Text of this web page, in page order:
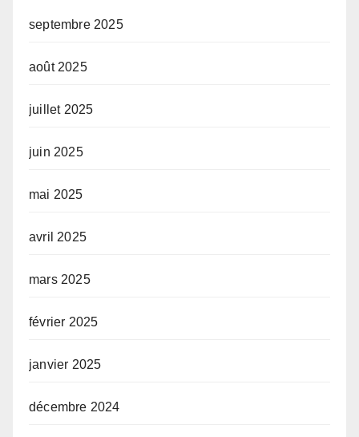
septembre 2025
août 2025
juillet 2025
juin 2025
mai 2025
avril 2025
mars 2025
février 2025
janvier 2025
décembre 2024